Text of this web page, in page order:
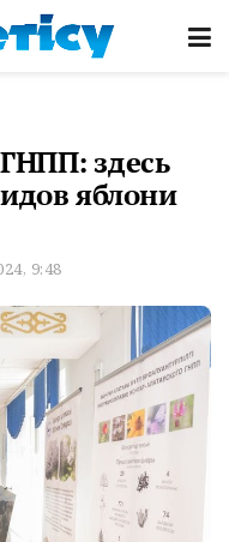
здесь
яблони
9:48